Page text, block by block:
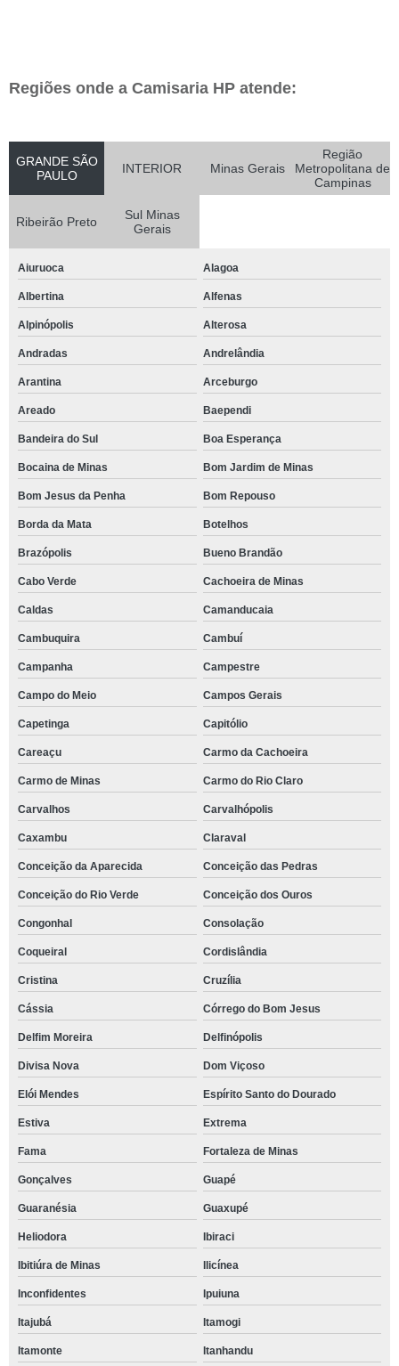
Regiões onde a Camisaria HP atende:
GRANDE SÃO
PAULO
INTERIOR Minas Gerais
Região
Metropolitana de
Campinas
Ribeirão Preto
Sul Minas
Gerais
Aiuruoca Alagoa
Albertina Alfenas
Alpinópolis Alterosa
Andradas Andrelândia
Arantina Arceburgo
Areado Baependi
Bandeira do Sul Boa Esperança
Bocaina de Minas Bom Jardim de Minas
Bom Jesus da Penha Bom Repouso
Borda da Mata Botelhos
Brazópolis Bueno Brandão
Cabo Verde Cachoeira de Minas
Caldas Camanducaia
Cambuquira Cambuí
Campanha Campestre
Campo do Meio Campos Gerais
Capetinga Capitólio
Careaçu Carmo da Cachoeira
Carmo de Minas Carmo do Rio Claro
Carvalhos Carvalhópolis
Caxambu Claraval
Conceição da Aparecida Conceição das Pedras
Conceição do Rio Verde Conceição dos Ouros
Congonhal Consolação
Coqueiral Cordislândia
Cristina Cruzília
Cássia Córrego do Bom Jesus
Delfim Moreira Delfinópolis
Divisa Nova Dom Viçoso
Elói Mendes Espírito Santo do Dourado
Estiva Extrema
Fama Fortaleza de Minas
Gonçalves Guapé
Guaranésia Guaxupé
Heliodora Ibiraci
Ibitiúra de Minas Ilicínea
Inconfidentes Ipuiuna
Itajubá Itamogi
Itamonte Itanhandu